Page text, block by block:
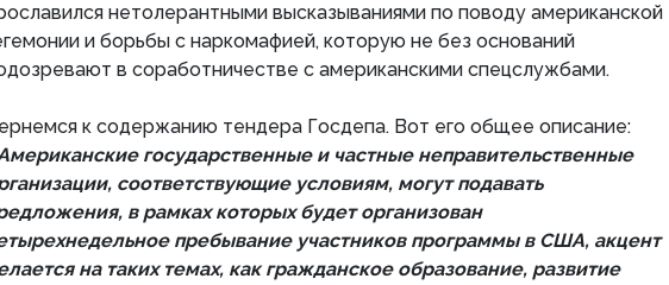
нетолерантными высказываниями по поводу американской
и борьбы с наркомафией, которую не без оснований
в соработничестве с американскими спецслужбами.
к содержанию тендера Госдепа. Вот его общее описание:
государственные и частные неправительственные
соответствующие условиям, могут подавать
в рамках которых будет организован
пребывание участников программы в США, акцент
на таких темах, как гражданское образование, развитие